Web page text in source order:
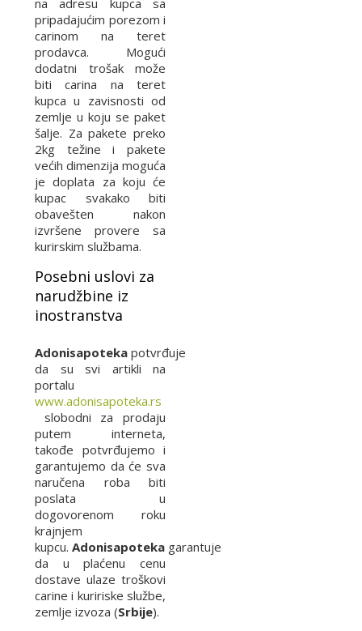
na adresu kupca sa
pripadajućim porezom i
carinom na teret
prodavca. Mogući
dodatni trošak može
biti carina na teret
kupca u zavisnosti od
zemlje u koju se paket
šalje. Za pakete preko
2kg težine i pakete
većih dimenzija moguća
je doplata za koju će
kupac svakako biti
obavešten nakon
izvršene provere sa
kurirskim službama.
Posebni uslovi za
narudžbine iz
inostranstva
Adonisapoteka potvrđuje
da su svi artikli na
portalu
www.adonisapoteka.rs
slobodni za prodaju
putem interneta,
takođe potvrđujemo i
garantujemo da će sva
naručena roba biti
poslata u
dogovorenom roku
krajnjem
kupcu. Adonisapoteka garantuje
da u plaćenu cenu
dostave ulaze troškovi
carine i kuririske službe,
zemlje izvoza (Srbije).